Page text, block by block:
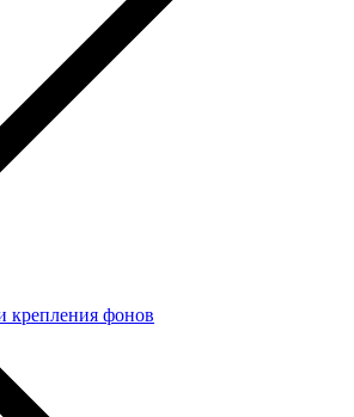
крепления фонов